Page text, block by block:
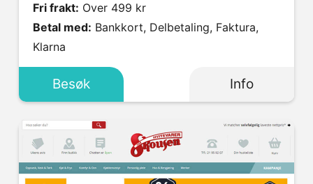
Fri frakt: Over 499 kr
Betal med:
Klarna
Besøk Info